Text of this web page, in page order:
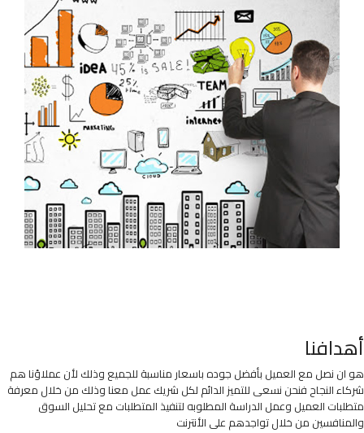
أهدافنا
هو ان نصل مع العميل بأفضل جوده باسعار مناسبة للجميع وذلك لأن عملاؤنا هم
شركاء النجاح فنحن نسعى للتميز الدائم لكل شريك عمل معنا وذلك من خلال معرفة
متطلبات العميل وعمل الدراسة المطلوبه لتنفيذ المتطلبات مع تحليل السوق
والمنافسين من خلال تواجدهم على الأنترنت